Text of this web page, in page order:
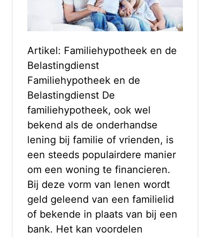
Artikel: Familiehypotheek en de
Belastingdienst
Familiehypotheek en de
Belastingdienst De
familiehypotheek, ook wel
bekend als de onderhandse
lening bij familie of vrienden, is
een steeds populairdere manier
om een woning te financieren.
Bij deze vorm van lenen wordt
geld geleend van een familielid
of bekende in plaats van bij een
bank. Het kan voordelen